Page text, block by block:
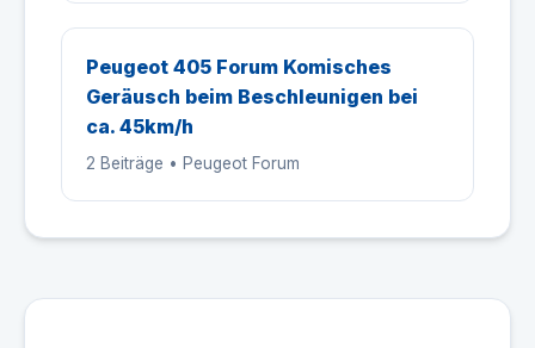
Peugeot 405 Forum Komisches
Geräusch beim Beschleunigen bei
ca. 45km/h
2 Beiträge • Peugeot Forum